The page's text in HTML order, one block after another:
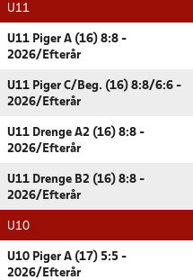
U11
U11 Piger A (16) 8:8 -
2026/Efterår
U11 Piger C/Beg. (16) 8:8/6:6 -
2026/Efterår
U11 Drenge A2 (16) 8:8 -
2026/Efterår
U11 Drenge B2 (16) 8:8 -
2026/Efterår
U10
U10 Piger A (17) 5:5 -
2026/Efterår